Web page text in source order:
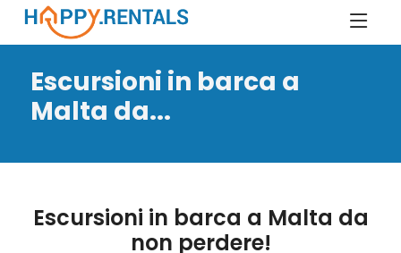
Escursioni in barca a
Malta da...
Escursioni in barca a Malta da
non perdere!